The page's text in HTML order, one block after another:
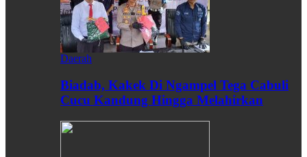
Daerah
Biadab, Kakek Di Ngampel Tega Cabuli
Cucu Kandung Hingga Melahirkan